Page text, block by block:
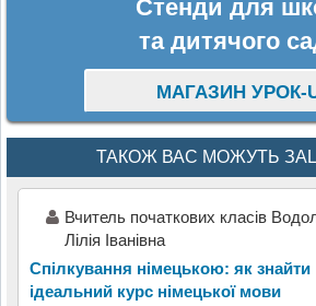
Стенди для
та дитячого
МАГАЗИН УРОК-
ТАКОЖ ВАС МОЖУТЬ
Вчитель початкових класів
Лілія Іванівна
Спілкування німецькою: як знайти
ідеальний курс німецької мови